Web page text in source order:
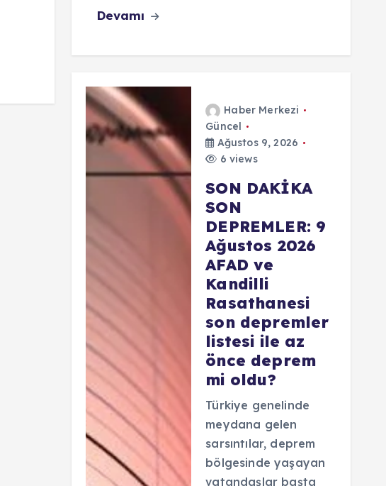
Devamı
Haber Merkezi
Güncel
Ağustos 9, 2026
6 views
SON DAKİKA
SON
DEPREMLER: 9
Ağustos 2026
AFAD ve
Kandilli
Rasathanesi
son depremler
listesi ile az
önce deprem
mi oldu?
Türkiye genelinde
meydana gelen
sarsıntılar, deprem
bölgesinde yaşayan
vatandaşlar başta